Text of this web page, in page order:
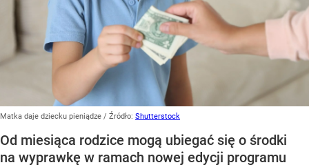
Matka daje dziecku pieniądze / Źródło: Shutterstock
Od miesiąca rodzice mogą ubiegać się o środki
na wyprawkę w ramach nowej edycji programu